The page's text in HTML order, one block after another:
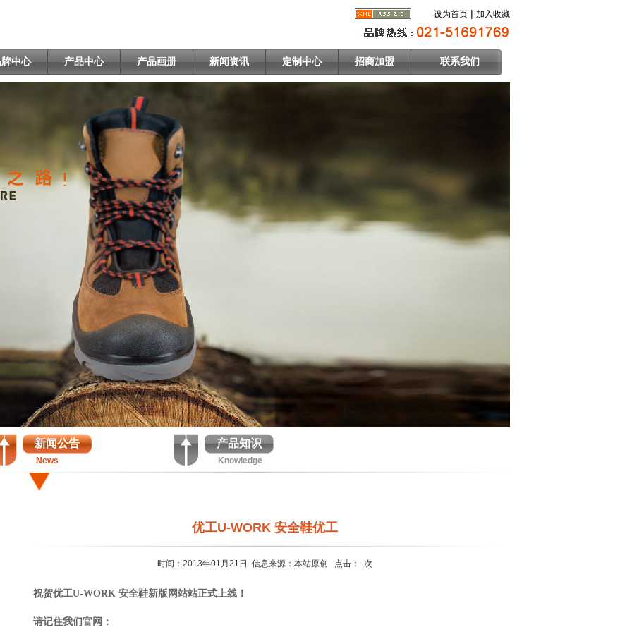
设为首页 | 加入收藏
中心 产品中心 产品画册 新闻资讯 定制中心 招商加盟 联系我们
新闻公告
News
产品知识
Knowledge
优工U-WORK 安全鞋优工
时间：2013年01月21日 信息来源：本站原创 点击： 次
祝贺优工U-WORK 安全鞋新版网站站正式上线！
请记住我们官网：